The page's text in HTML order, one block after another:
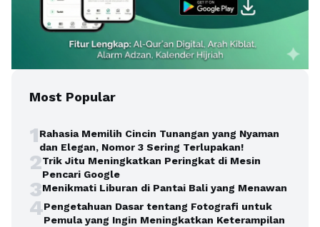
Most Popular
1Rahasia Memilih Cincin Tunangan yang Nyaman
dan Elegan, Nomor 3 Sering Terlupakan!
2Trik Jitu Meningkatkan Peringkat di Mesin
Pencari Google
3Menikmati Liburan di Pantai Bali yang Menawan
4Pengetahuan Dasar tentang Fotografi untuk
Pemula yang Ingin Meningkatkan Keterampilan